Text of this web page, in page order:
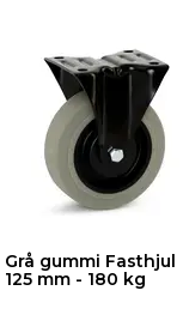
Grå gummi Fasthjul
125 mm - 180 kg